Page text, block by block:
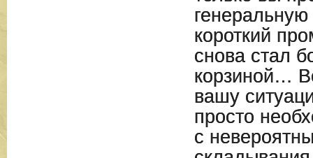
генеральную
короткий
снова стал
корзиной…
вашу
просто
с